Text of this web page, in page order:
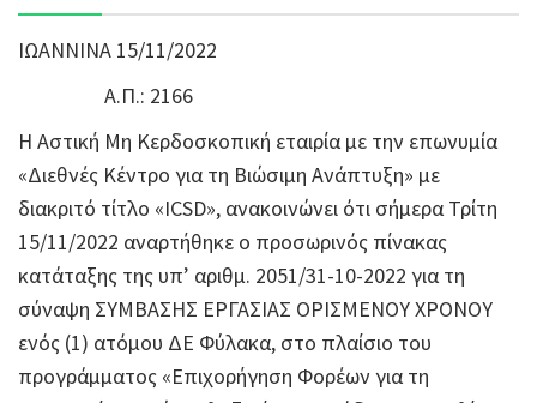
ΙΩΑΝΝΙΝΑ 15/11/2022
Α.Π.: 2166
Η Αστική Μη Κερδοσκοπική εταιρία με την επωνυμία
«Διεθνές Κέντρο για τη Βιώσιμη Ανάπτυξη» με
διακριτό τίτλο «ICSD», ανακοινώνει ότι σήμερα Τρίτη
15/11/2022 αναρτήθηκε ο προσωρινός πίνακας
κατάταξης της υπ’ αριθμ. 2051/31-10-2022 για τη
σύναψη ΣΥΜΒΑΣΗΣ ΕΡΓΑΣΙΑΣ ΟΡΙΣΜΕΝΟΥ ΧΡΟΝΟΥ
ενός (1) ατόμου ΔΕ Φύλακα, στο πλαίσιο του
προγράμματος «Επιχορήγηση Φορέων για τη